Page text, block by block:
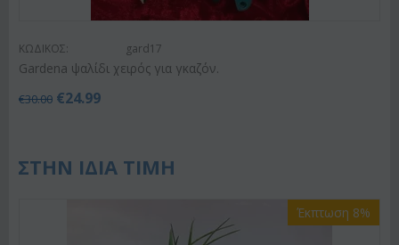
ΚΩΔΙΚΟΣ: gard17
Gardena ψαλίδι χειρός για γκαζόν.
€30.00 €24.99
ΣΤΗΝ ΙΔΙΑ ΤΙΜΗ
Έκπτωση 8%